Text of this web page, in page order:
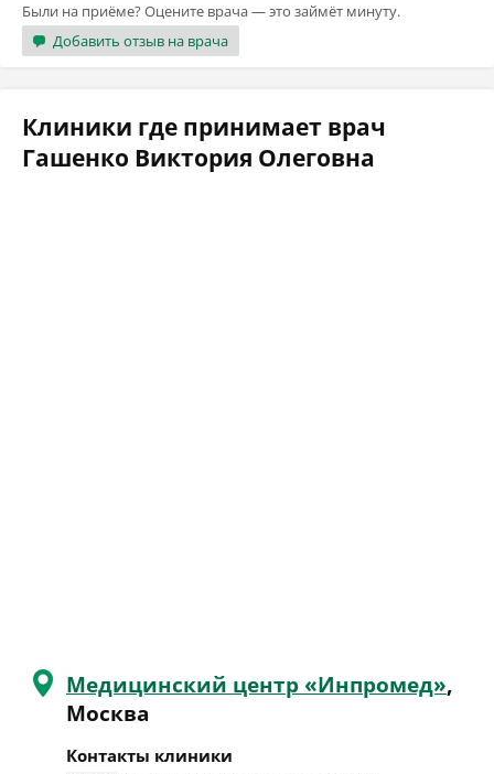
Были на приёме? Оцените врача — это займёт минуту.
Добавить отзыв на врача
Клиники где принимает врач
Гашенко Виктория Олеговна
Медицинский центр «Инпромед»,
Москва
Контакты клиники